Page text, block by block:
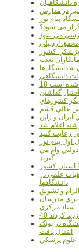
دانشگاهيان
در مدارس
پیام نور
می شود؟
اردبيلي
تغذيه
دانشگاهي
شده است
گذاشتن
کشورهاي
عالي قشم
ايران و ژاپن
اعلام شد
رعایت کنید
پیام نور
وام مي
گيرند
علمي در
دانشگاهها
و تشويق
مدرسان
ستاد مرکزي
کردند
در پونک
انتقال يافت
علوم پزشکي